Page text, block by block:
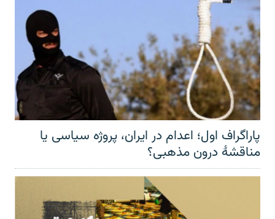
پاراگراف اول؛ اعدام در ایران، پروژه سیاسی یا
مناقشهٔ درون مذهبی؟